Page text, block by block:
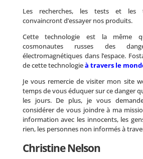
Les recherches, les tests et les
convaincront d’essayer nos produits.
Cette technologie est la même
cosmonautes russes des
électromagnétiques dans l’espace.
de cette technologieà travers le
Je vous remercie de visiter mon site
temps de vous éduquer sur ce danger
les jours. De plus, je vous
considérer de vous joindre à ma
information avec les innocents, les
rien, les personnes non informés à
Christine Nelson